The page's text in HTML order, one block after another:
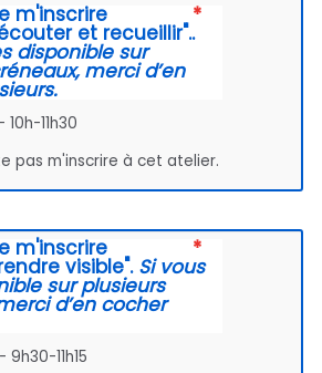
m'inscrire
et recueillir"..
disponible sur
merci d’en
11h30
pas m'inscrire à cet atelier.
m'inscrire
visible". Si vous
sur plusieurs
d’en cocher
11h15